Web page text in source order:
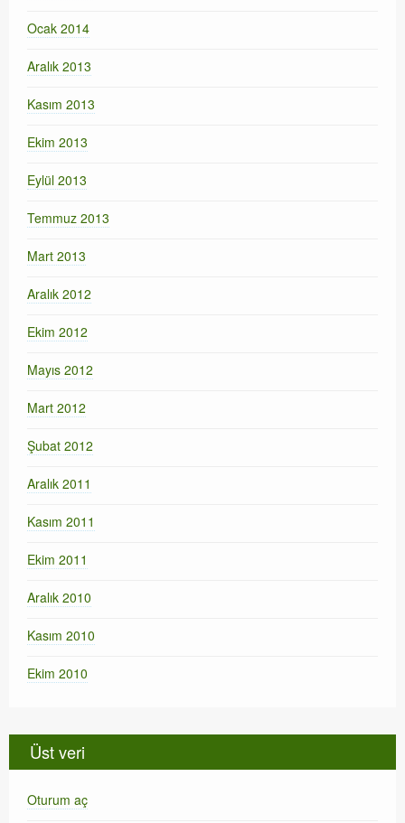
Ocak 2014
Aralık 2013
Kasım 2013
Ekim 2013
Eylül 2013
Temmuz 2013
Mart 2013
Aralık 2012
Ekim 2012
Mayıs 2012
Mart 2012
Şubat 2012
Aralık 2011
Kasım 2011
Ekim 2011
Aralık 2010
Kasım 2010
Ekim 2010
Üst veri
Oturum aç